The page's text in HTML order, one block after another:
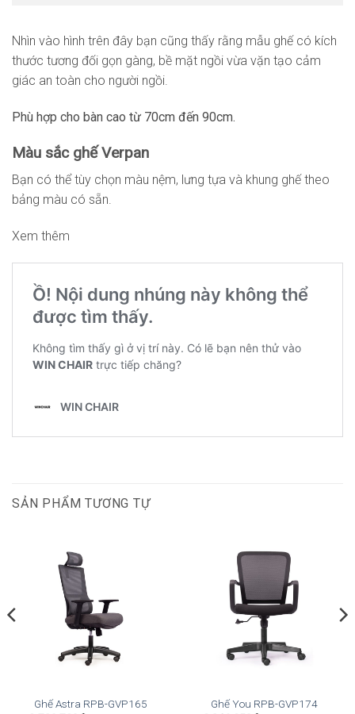
Nhìn vào hình trên đây bạn cũng thấy rằng mẫu ghế có kích
thước tương đối gọn gàng, bề mặt ngồi vừa vặn tạo cảm
giác an toàn cho người ngồi.
Phù hợp cho bàn cao từ 70cm đến 90cm.
Màu sắc ghế Verpan
Bạn có thể tùy chọn màu nệm, lưng tựa và khung ghế theo
bảng màu có sẵn.
Xem thêm
SẢN PHẨM TƯƠNG TỰ
Ghế Astra RPB-GVP165
Ghế You RPB-GVP174